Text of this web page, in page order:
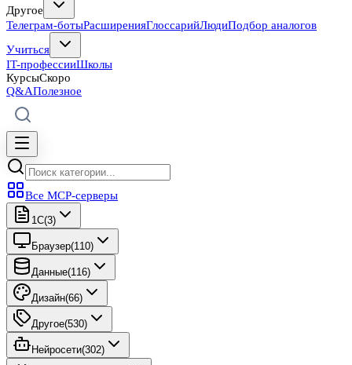
Другое
Телеграм-ботыРасширенияГлоссарийЛюдиПодбор аналогов
Учиться
IT-профессииШколы
КурсыСкоро
Q&AПолезное
Все MCP-серверы
1C(3)
Браузер(110)
Данные(116)
Дизайн(66)
Другое(530)
Нейросети(302)